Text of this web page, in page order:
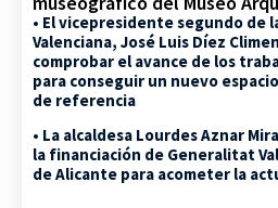
• El vicepresidente segundo de
Valenciana, José Luis Díez
comprobar el avance de los
para conseguir un nuevo
de referencia
• La alcaldesa Lourdes Aznar
la financiación de Generalitat
de Alicante para acometer la